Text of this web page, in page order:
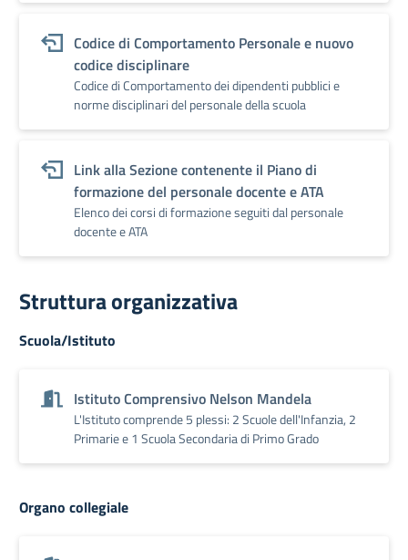
Codice di Comportamento Personale e nuovo
codice disciplinare
Codice di Comportamento dei dipendenti pubblici e
norme disciplinari del personale della scuola
Link alla Sezione contenente il Piano di
formazione del personale docente e ATA
Elenco dei corsi di formazione seguiti dal personale
docente e ATA
Struttura organizzativa
Scuola/Istituto
Istituto Comprensivo Nelson Mandela
L'Istituto comprende 5 plessi: 2 Scuole dell'Infanzia, 2
Primarie e 1 Scuola Secondaria di Primo Grado
Organo collegiale